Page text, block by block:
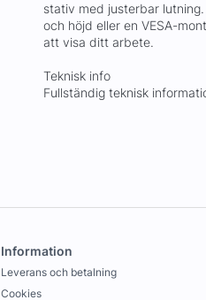
stativ med justerbar
och höjd eller en VESA-
att visa ditt arbete.
Teknisk info
Fullständig teknisk
Information
Leverans och betalning
Cookies